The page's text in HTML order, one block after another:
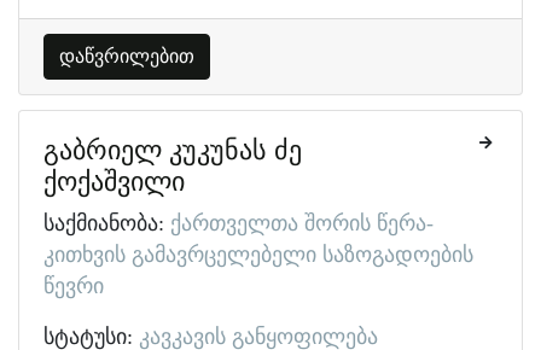
დაწვრილებით
გაბრიელ კუკუნას ძე
ქოქაშვილი
საქმიანობა: ქართველთა შორის წერა-
კითხვის გამავრცელებელი საზოგადოების
წევრი
სტატუსი: კავკავის განყოფილება